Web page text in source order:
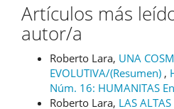
Artículos más
autor/a
Roberto Lara, UNA
EVOLUTIVA/(Resumen) ,
Núm. 16: HUMANITAS
Roberto Lara, LAS